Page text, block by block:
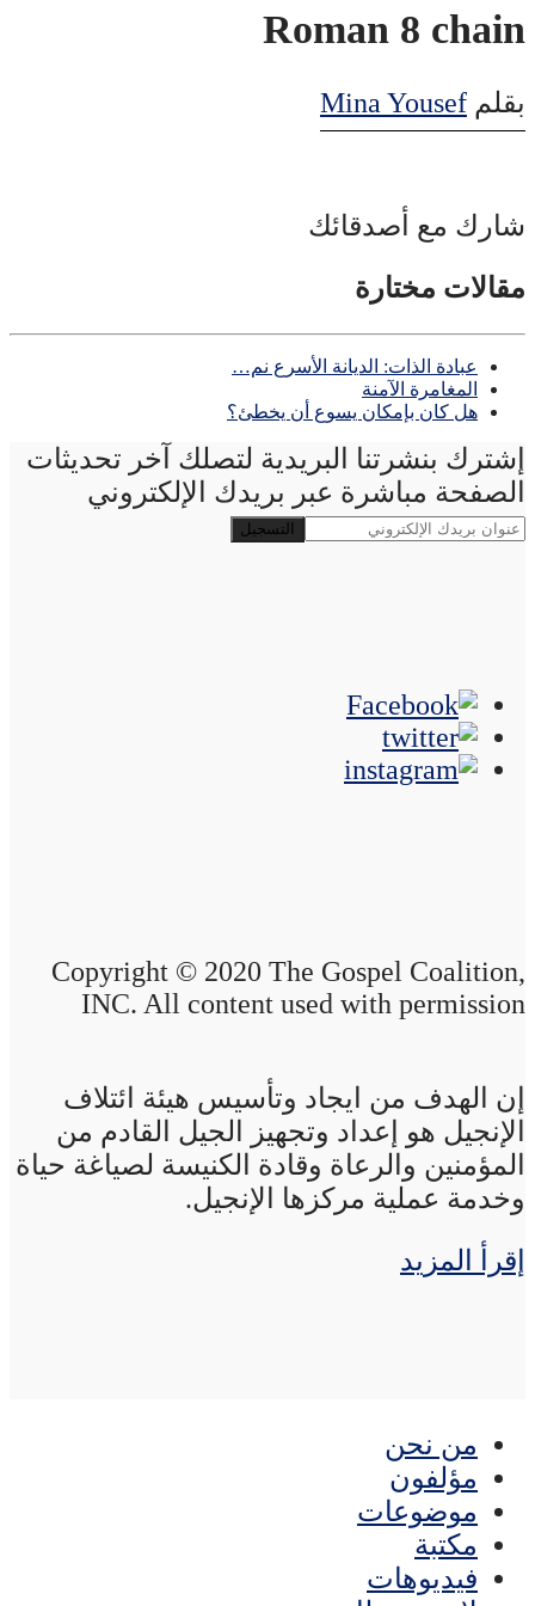
Roman 8 chain
بقلم Mina Yousef
شارك مع أصدقائك
مقالات مختارة
عبادة الذات: الديانة الأسرع نم…
المغامرة الآمنة
هل كان بإمكان يسوع أن يخطئ؟
إشترك بنشرتنا البريدية لتصلك آخر تحديثات
الصفحة مباشرة عبر بريدك الإلكتروني
Copyright © 2020 The Gospel Coalition,
INC. All content used with permission
إن الهدف من ايجاد وتأسيس هيئة ائتلاف
الإنجيل هو إعداد وتجهيز الجيل القادم من
المؤمنين والرعاة وقادة الكنيسة لصياغة حياة
وخدمة عملية مركزها الإنجيل.
إقرأ المزيد
من نحن
مؤلفون
موضوعات
مكتبة
فيديوهات